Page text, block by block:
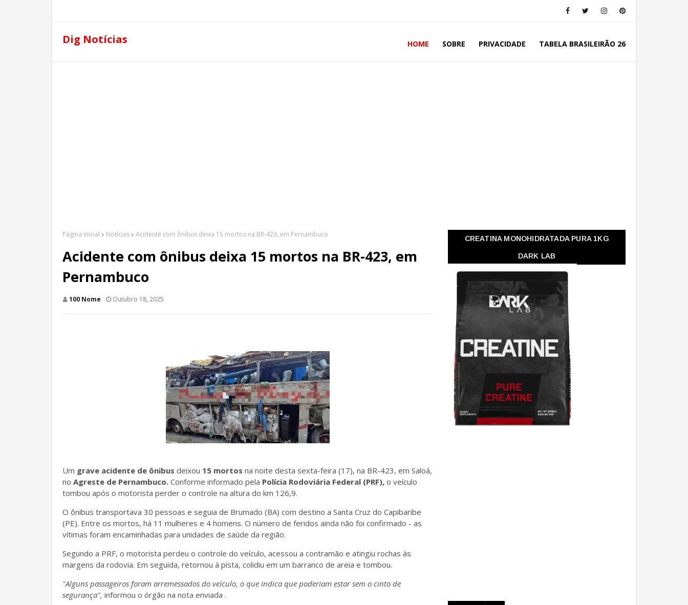
Dig Notícias HOME SOBRE PRIVACIDADE TABELA BRASILEIRÃO 26
Página inicial Notícias Acidente com ônibus deixa 15 mortos na BR-423, em Pernambuco
Acidente com ônibus deixa 15 mortos na BR-423, em
Pernambuco
100 Nome Outubro 18, 2025
Um grave acidente de ônibus deixou 15 mortos na noite desta sexta-feira (17), na BR-423, em Saloá,
no Agreste de Pernambuco. Conforme informado pela Polícia Rodoviária Federal (PRF), o veículo
tombou após o motorista perder o controle na altura do km 126,9.
O ônibus transportava 30 pessoas e seguia de Brumado (BA) com destino a Santa Cruz do Capibaribe
(PE). Entre os mortos, há 11 mulheres e 4 homens. O número de feridos ainda não foi confirmado - as
vítimas foram encaminhadas para unidades de saúde da região.
Segundo a PRF, o motorista perdeu o controle do veículo, acessou a contramão e atingiu rochas às
margens da rodovia. Em seguida, retornou à pista, colidiu em um barranco de areia e tombou.
"Alguns passageiros foram arremessados do veículo, o que indica que poderiam estar sem o cinto de
segurança", informou o órgão na nota enviada .
CREATINA MONOHIDRATADA PURA 1KG
DARK LAB